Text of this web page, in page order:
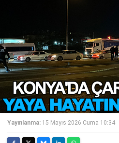
Yayınlanma: 15 Mayıs 2026 Cuma 10:34